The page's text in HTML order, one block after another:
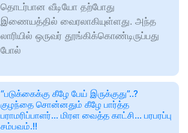
தொடர்பான வீடியோ தற்போது
இணையத்தில் வைரலாகியுள்ளது. அந்த
லாரியில் ஒருவர் தூங்கிக்கொண்டிருப்பது
போல்
“படுக்கைக்கு கீழே பேய் இருக்குது”..?
குழந்தை சொன்னதும் கீழே பார்த்த
பராமரிப்பாளர்… மிரள வைத்த காட்சி… பரபரப்பு
சம்பவம்.!!